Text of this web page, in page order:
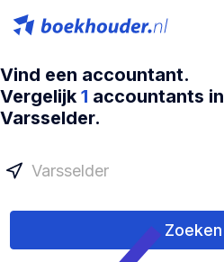
Vind een accountant.
Vergelijk 1 accountants in
Varsselder.
Zoeken